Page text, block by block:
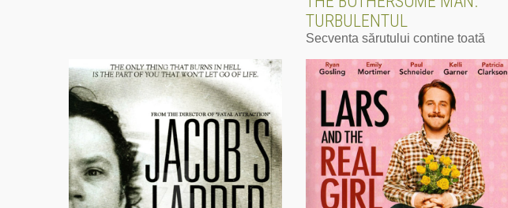
TURBULENTUL
Secvența sărutului conține toată
sistem în care oamenii gândesc „așa
cum trebuie”, iar emoțiile au devenit
ceva de măturat sub preș.
Mai mult